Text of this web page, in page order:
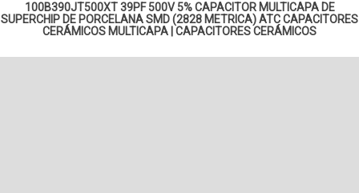
100B390JT500XT 39PF 500V 5% CAPACITOR MULTICAPA DE
SUPERCHIP DE PORCELANA SMD (2828 METRICA) ATCCAPACITORES
CERÁMICOS MULTICAPA CAPACITORES CERÁMICOS